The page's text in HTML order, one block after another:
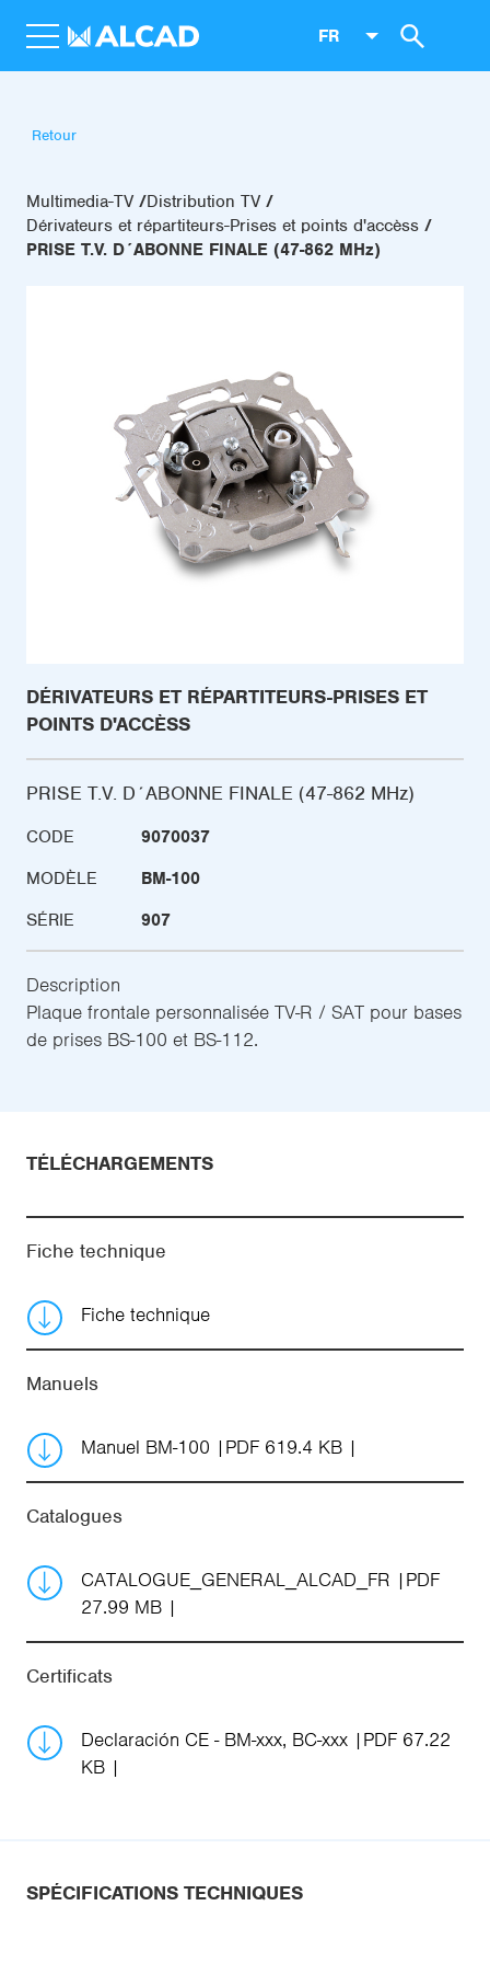
FR
Retour
Multimedia-TV
Distribution TV
Dérivateurs et répartiteurs-Prises et points d'accèss
PRISE T.V. D´ABONNE FINALE (47-862 MHz)
DÉRIVATEURS ET RÉPARTITEURS-PRISES ET
POINTS D'ACCÈSS
PRISE T.V. D´ABONNE FINALE (47-862 MHz)
CODE
9070037
MODÈLE
BM-100
SÉRIE
907
Description
Plaque frontale personnalisée TV-R / SAT pour bases
de prises BS-100 et BS-112.
TÉLÉCHARGEMENTS
Fiche technique
Fiche technique
Manuels
Manuel BM-100 PDF 619.4 KB
Catalogues
CATALOGUE_GENERAL_ALCAD_FR
PDF
27.99 MB
Certificats
Declaración CE - BM-xxx, BC-xxx
PDF 67.22
KB
SPÉCIFICATIONS TECHNIQUES